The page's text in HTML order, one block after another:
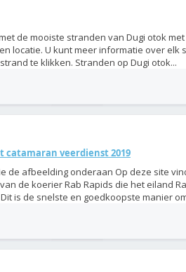
de mooiste stranden van Dugi otok
locatie. U kunt meer informatie over elk
te klikken. Stranden op Dugi otok...
catamaran veerdienst 2019
de afbeelding onderaan Op deze site
de koerier Rab Rapids die het eiland
is de snelste en goedkoopste manier